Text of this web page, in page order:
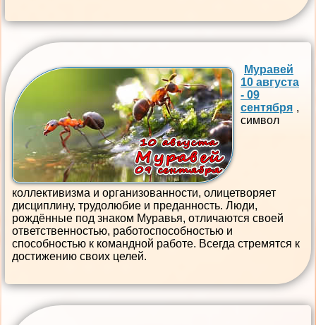
Муравей
10 августа
- 09
сентября ,
символ
коллективизма и организованности, олицетворяет
дисциплину, трудолюбие и преданность. Люди,
рождённые под знаком Муравья, отличаются своей
ответственностью, работоспособностью и
способностью к командной работе. Всегда стремятся к
достижению своих целей.